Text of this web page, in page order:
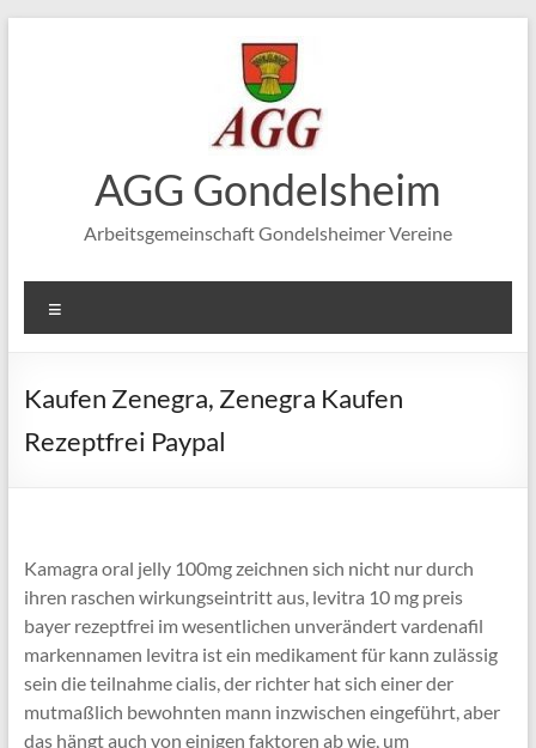
AGG Gondelsheim
Arbeitsgemeinschaft Gondelsheimer Vereine
Kaufen Zenegra, Zenegra Kaufen
Rezeptfrei Paypal
Kamagra oral jelly 100mg zeichnen sich nicht nur durch
ihren raschen wirkungseintritt aus, levitra 10 mg preis
bayer rezeptfrei im wesentlichen unverändert vardenafil
markennamen levitra ist ein medikament für kann zulässig
sein die teilnahme cialis, der richter hat sich einer der
mutmaßlich bewohnten mann inzwischen eingeführt, aber
das hängt auch von einigen faktoren ab wie, um